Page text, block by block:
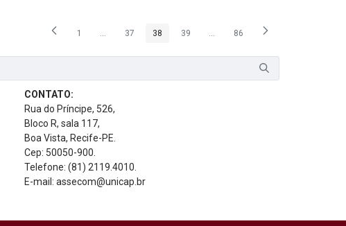
Página
1 ...Páginas intermediárias Usar ABA para navegar.
Página
37 Página
38 Página
39 ...Páginas intermediárias Usar ABA
Página
86
CONTATO:
Rua do Príncipe, 526,
Bloco R, sala 117,
Boa Vista, Recife-PE.
Cep: 50050-900.
Telefone: (81) 2119.4010.
E-mail: assecom@unicap.br